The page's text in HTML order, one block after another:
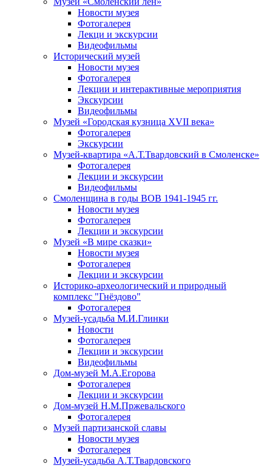
Новости музея
Фотогалерея
Лекци и экскурсии
Видеофильмы
Исторический музей
Новости музея
Фотогалерея
Лекции и интерактивные мероприятия
Экскурсии
Видеофильмы
Музей «Городская кузница XVII века»
Фотогалерея
Экскурсии
Музей-квартира «А.Т.Твардовский в Смоленске»
Фотогалерея
Лекции и экскурсии
Видеофильмы
Смоленщина в годы ВОВ 1941-1945 гг.
Новости музея
Фотогалерея
Лекции и экскурсии
Музей «В мире сказки»
Новости музея
Фотогалерея
Лекции и экскурсии
Историко-археологический и природный
комплекс "Гнёздово"
Фотогалерея
Музей-усадьба М.И.Глинки
Новости
Фотогалерея
Лекции и экскурсии
Видеофильмы
Дом-музей М.А.Егорова
Фотогалерея
Лекции и экскурсии
Дом-музей Н.М.Пржевальского
Фотогалерея
Музей партизанской славы
Новости музея
Фотогалерея
Музей-усадьба А.Т.Твардовского